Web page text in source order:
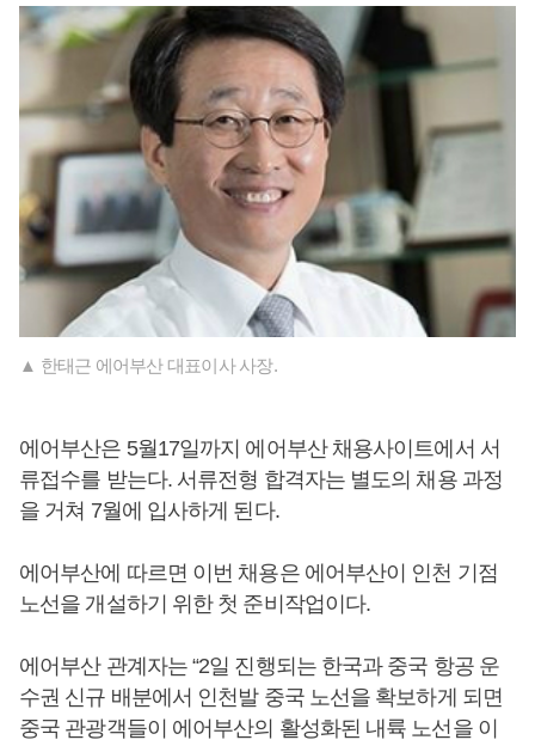
▲ 한태근 에어부산 대표이사 사장.
에어부산은 5월17일까지 에어부산 채용사이트에서 서
류접수를 받는다. 서류전형 합격자는 별도의 채용 과정
을 거쳐 7월에 입사하게 된다.
에어부산에 따르면 이번 채용은 에어부산이 인천 기점
노선을 개설하기 위한 첫 준비작업이다.
에어부산 관계자는 “2일 진행되는 한국과 중국 항공 운
수권 신규 배분에서 인천발 중국 노선을 확보하게 되면
중국 관광객들이 에어부산의 활성화된 내륙 노선을 이